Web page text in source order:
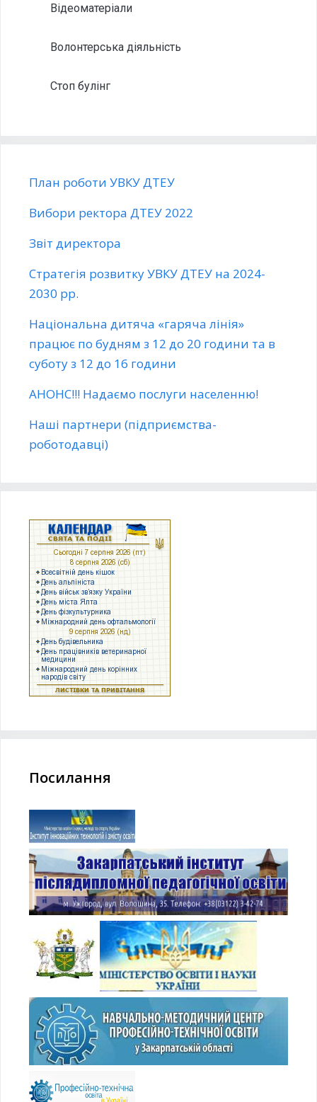
Відеоматеріали
Волонтерська діяльність
Стоп булінг
План роботи УВКУ ДТЕУ
Вибори ректора ДТЕУ 2022
Звіт директора
Стратегія розвитку УВКУ ДТЕУ на 2024-
2030 рр.
Національна дитяча «гаряча лінія»
працює по будням з 12 до 20 години та в
суботу з 12 до 16 години
АНОНС!!! Надаємо послуги населенню!
Наші партнери (підприємства-
роботодавці)
Посилання